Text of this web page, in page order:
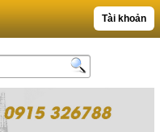
Tài khoản